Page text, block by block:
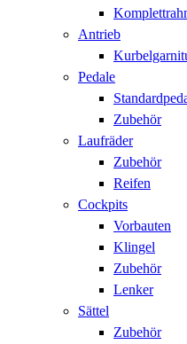
Antrieb
Pedale
Zubehör
Laufräder
Zubehör
Reifen
Cockpits
Vorbauten
Klingel
Zubehör
Lenker
Sättel
Zubehör